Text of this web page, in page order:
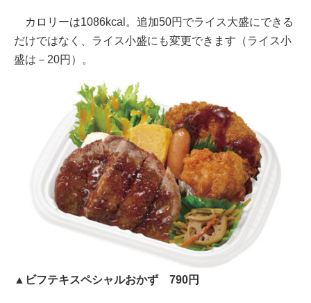
カロリーは1086kcal。追加50円でライス大盛にできる
だけではなく、ライス小盛にも変更できます（ライス小
盛は－20円）。
▲ビフテキスペシャルおかず 790円